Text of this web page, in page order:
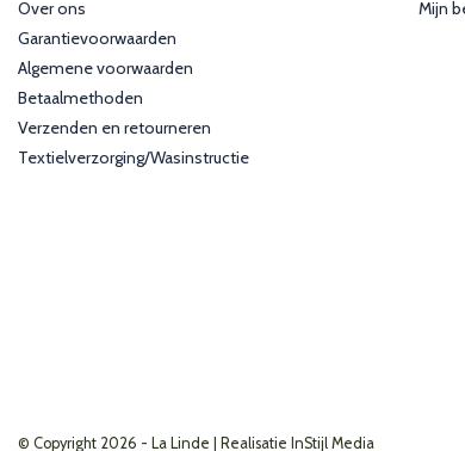
Over ons
Garantievoorwaarden
Algemene voorwaarden
Betaalmethoden
Verzenden en retourneren
Textielverzorging/Wasinstructie
Mijn
© Copyright 2026 - La Linde | Realisatie InStijl Media